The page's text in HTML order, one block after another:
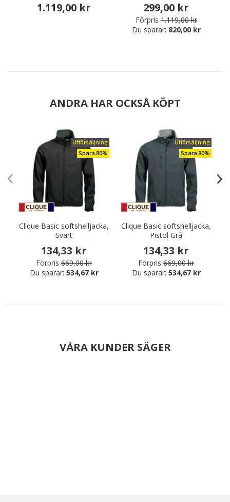
1.119,00 kr 299,00 kr
Förpris 1.119,00 kr
Du sparar: 820,00 kr
ANDRA HAR OCKSÅ KÖPT
Utförsäljning
Spara 80%
Clique Basic softshelljacka,
Svart
134,33 kr
Förpris 669,00 kr
Du sparar: 534,67 kr
Utförsäljning
Spara 80%
Clique Basic softshelljacka,
Pistol Grå
134,33 kr
Förpris 669,00 kr
Du sparar: 534,67 kr
VÅRA KUNDER SÄGER